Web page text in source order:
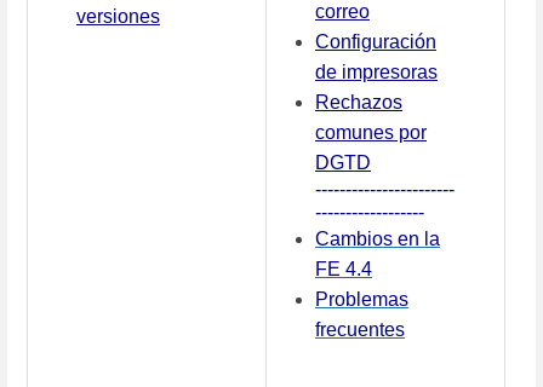
versiones
correo
Configuración
de impresoras
Rechazos
comunes por
DGTD
-----------------------
------------------
Cambios en la
FE 4.4
Problemas
frecuentes